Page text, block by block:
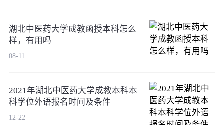
湖北中医药大学成教函授本科怎么
样，有用吗
08-11
2021年湖北中医药大学成教本科本
科学位外语报名时间及条件
12-22